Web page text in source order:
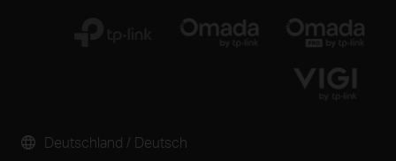
Deutschland / Deutsch